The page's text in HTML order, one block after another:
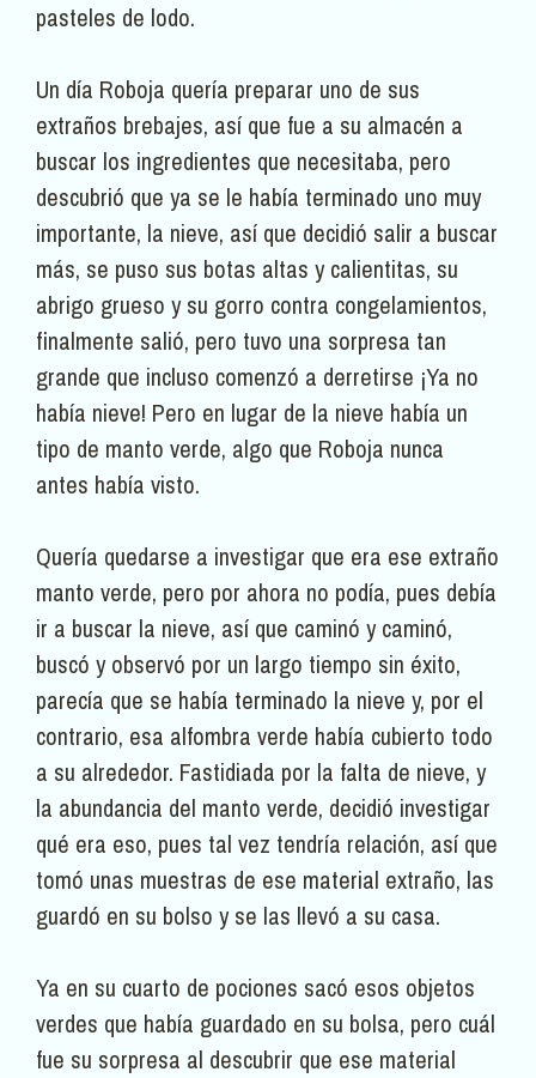
pasteles de lodo.
Un día Roboja quería preparar uno de sus
extraños brebajes, así que fue a su almacén a
buscar los ingredientes que necesitaba, pero
descubrió que ya se le había terminado uno muy
importante, la nieve, así que decidió salir a buscar
más, se puso sus botas altas y calientitas, su
abrigo grueso y su gorro contra congelamientos,
finalmente salió, pero tuvo una sorpresa tan
grande que incluso comenzó a derretirse ¡Ya no
había nieve! Pero en lugar de la nieve había un
tipo de manto verde, algo que Roboja nunca
antes había visto.
Quería quedarse a investigar que era ese extraño
manto verde, pero por ahora no podía, pues debía
ir a buscar la nieve, así que caminó y caminó,
buscó y observó por un largo tiempo sin éxito,
parecía que se había terminado la nieve y, por el
contrario, esa alfombra verde había cubierto todo
a su alrededor. Fastidiada por la falta de nieve, y
la abundancia del manto verde, decidió investigar
qué era eso, pues tal vez tendría relación, así que
tomó unas muestras de ese material extraño, las
guardó en su bolso y se las llevó a su casa.
Ya en su cuarto de pociones sacó esos objetos
verdes que había guardado en su bolsa, pero cuál
fue su sorpresa al descubrir que ese material